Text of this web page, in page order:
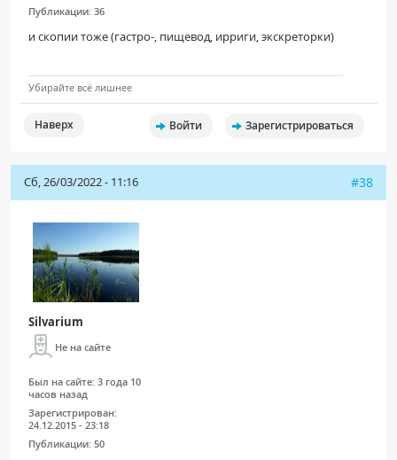
Публикации: 36
и скопии тоже (гастро-, пищевод, ирриги, экскреторки)
Убирайте всё лишнее
Наверх Войти Зарегистрироваться
Сб, 26/03/2022 - 11:16 #38
Silvarium
Не на сайте
Был на сайте: 3 года 10
часов назад
Зарегистрирован:
24.12.2015 - 23:18
Публикации: 50